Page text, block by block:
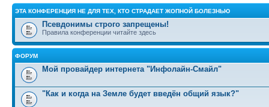
ЭТА КОНФЕРЕНЦИЯ НЕ ДЛЯ ТЕХ, КТО СТРАДАЕТ ЖОПНОЙ БОЛЕЗНЬЮ
Псевдонимы строго запрещены!
Правила конференции читайте здесь
ФОРУМ
Мой провайдер интернета "Инфолайн-Смайл"
"Как и когда на Земле будет введён общий язык?"